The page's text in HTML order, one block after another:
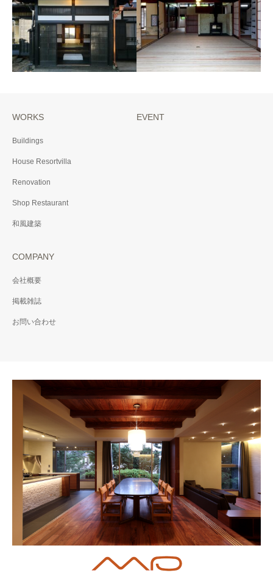
長寿禅寺庫裡
2023年 東京都江東区
H邸
2021年 神奈川県厚木市
WORKS
Buildings
House Resortvilla
Renovation
Shop Restaurant
和風建築
EVENT
COMPANY
会社概要
掲載雑誌
お問い合わせ